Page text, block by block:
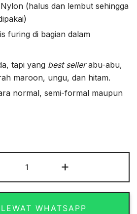
(halus dan lembut sehingga
furing di bagian dalam
tapi yang best sellerabu-abu,
maroon, ungu, dan hitam.
normal, semi-formal maupun
Triple
Polos
+
WHATSAPP